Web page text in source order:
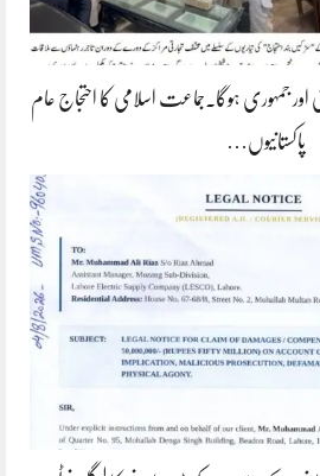
اور جمہوری ہوگا۔جماعت اسلامی کا احتجاج عام
پاکستانیوں…